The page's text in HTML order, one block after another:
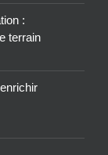
:
terrain